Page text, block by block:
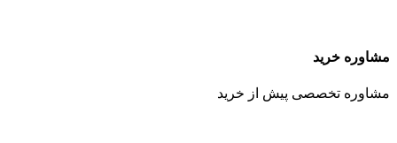
مشاوره خرید
مشاوره تخصصی پیش از خرید